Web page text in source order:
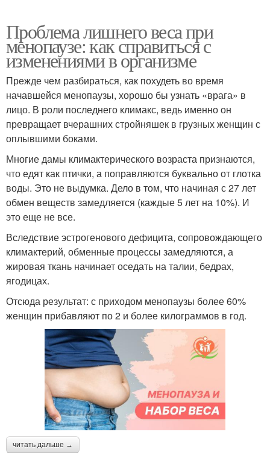
Проблема лишнего веса при
менопаузе: как справиться с
изменениями в организме
Прежде чем разбираться, как похудеть во время
начавшейся менопаузы, хорошо бы узнать «врага» в
лицо. В роли последнего климакс, ведь именно он
превращает вчерашних стройняшек в грузных женщин с
оплывшими боками.
Многие дамы климактерического возраста признаются,
что едят как птички, а поправляются буквально от глотка
воды. Это не выдумка. Дело в том, что начиная с 27 лет
обмен веществ замедляется (каждые 5 лет на 10%). И
это еще не все.
Вследствие эстрогенового дефицита, сопровождающего
климактерий, обменные процессы замедляются, а
жировая ткань начинает оседать на талии, бедрах,
ягодицах.
Отсюда результат: с приходом менопаузы более 60%
женщин прибавляют по 2 и более килограммов в год.
читать дальше →